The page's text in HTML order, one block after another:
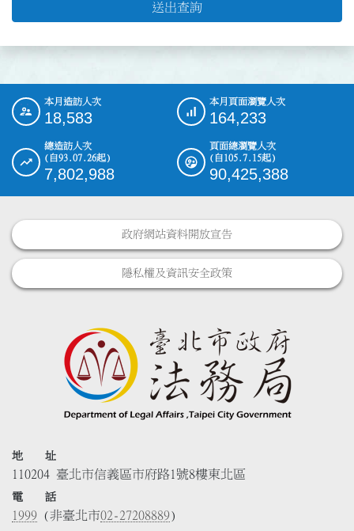
送出查詢
::: 本月造訪人次
18,583
本月頁面瀏覽人次
164,233
總造訪人次
(自93.07.26起)
7,802,988
頁面總瀏覽人次
(自105.7.15起)
90,425,388
政府網站資料開放宣告
隱私權及資訊安全政策
地 址
110204 臺北市信義區市府路1號8樓東北區
電 話
1999 (非臺北市02-27208889)